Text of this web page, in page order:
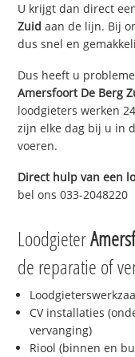
U krijgt dan direct
Zuid aan de lijn. Bij
dus snel en
Dus heeft u
Amersfoort De Berg
loodgieters werken
zijn elke dag bij u in
voeren.
Direct hulp van een
bel ons 033-2048220
Loodgieter
de reparatie of
CV installaties
vervanging)
Riool (binnen en